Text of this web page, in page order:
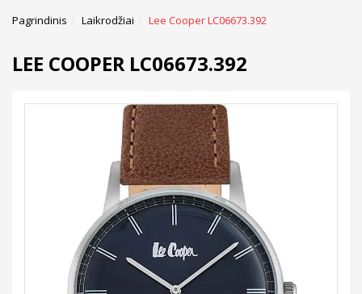
Pagrindinis Laikrodžiai Lee Cooper LC06673.392
LEE COOPER LC06673.392